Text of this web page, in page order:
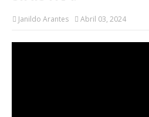
Janildo Arantes Abril 03, 2024